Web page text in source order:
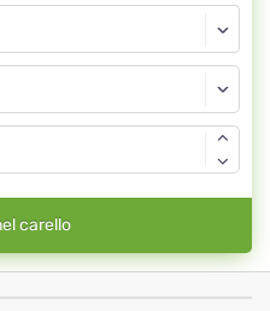
carello